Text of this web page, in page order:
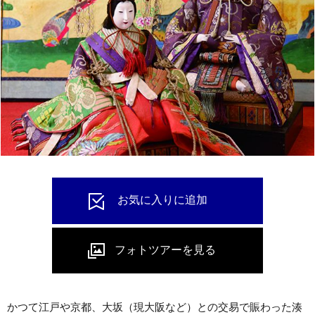
かつて江戸や京都、大坂（現大阪など）との交易で賑わった湊